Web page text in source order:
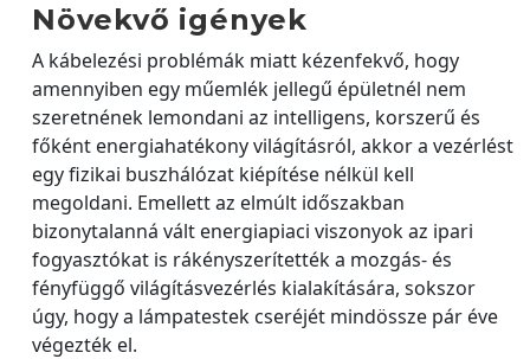
Növekvő igények
A kábelezési problémák miatt kézenfekvő, hogy
amennyiben egy műemlék jellegű épületnél nem
szeretnének lemondani az intelligens, korszerű és
főként energiahatékony világításról, akkor a vezérlést
egy fizikai buszhálózat kiépítése nélkül kell
megoldani. Emellett az elmúlt időszakban
bizonytalanná vált energiapiaci viszonyok az ipari
fogyasztókat is rákényszerítették a mozgás- és
fényfüggő világításvezérlés kialakítására, sokszor
úgy, hogy a lámpatestek cseréjét mindössze pár éve
végezték el.